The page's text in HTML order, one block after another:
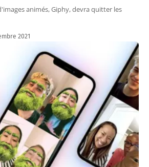
animés, Giphy, devra quitter les
2021